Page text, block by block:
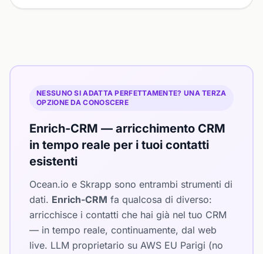
NESSUNO SI ADATTA PERFETTAMENTE? UNA TERZA
OPZIONE DA CONOSCERE
Enrich-CRM — arricchimento CRM
in tempo reale per i tuoi contatti
esistenti
Ocean.io e Skrapp sono entrambi strumenti di
dati. Enrich-CRM fa qualcosa di diverso:
arricchisce i contatti che hai già nel tuo CRM
— in tempo reale, continuamente, dal web
live. LLM proprietario su AWS EU Parigi (no